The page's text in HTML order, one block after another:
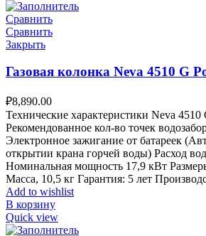
Сравнить
Сравнить
Закрыть
Газовая колонка Neva 4510 G
₽8,890.00
Технические характеристики Neva
Рекомендованное кол-во точек
Электронное зажигание от батареек
открытии крана горчей воды) Расход
Номинальная мощность 17,9 кВт
Масса, 10,5 кг Гарантия: 5 лет
Add to wishlist
В корзину
Quick view